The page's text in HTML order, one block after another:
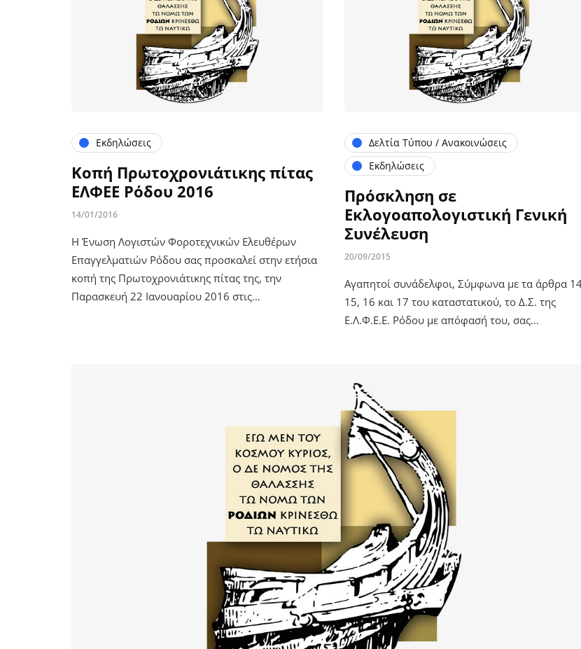
Εκδηλώσεις
Κοπή Πρωτοχρονιάτικης πίτας
ΕΛΦΕΕ Ρόδου 2016
14/01/2016
Η Ένωση Λογιστών Φοροτεχνικών Ελευθέρων
Επαγγελματιών Ρόδου σας προσκαλεί στην ετήσια
κοπή της Πρωτοχρονιάτικης πίτας της, την
Παρασκευή 22 Ιανουαρίου 2016 στις…
Δελτία Τύπου / Ανακοινώσεις
Εκδηλώσεις
Πρόσκληση σε
Εκλογοαπολογιστική Γενική
Συνέλευση
20/09/2015
Αγαπητοί συνάδελφοι, Σύμφωνα με τα άρθρα
15, 16 και 17 του καταστατικού, το Δ.Σ. της
Ε.Λ.Φ.Ε.Ε. Ρόδου με απόφασή του, σας…